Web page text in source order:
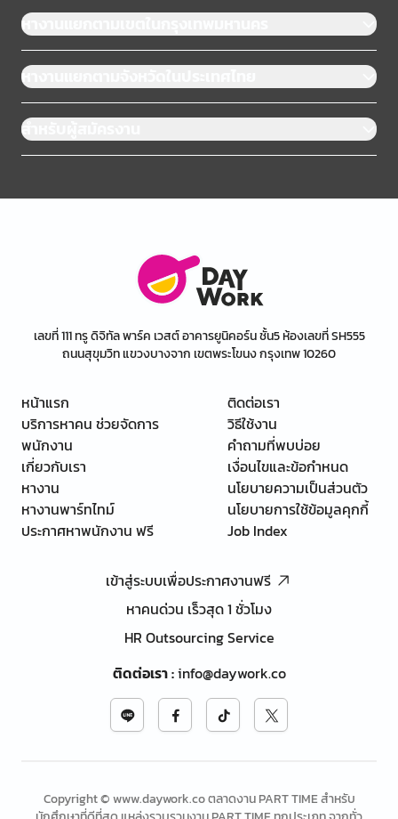
หางานแยกตามเขตในกรุงเทพมหานคร
หางานแยกตามจังหวัดในประเทศไทย
สำหรับผู้สมัครงาน
เลขที่ 111 ทรู ดิจิทัล พาร์ค เวสต์ อาคารยูนิคอร์น ชั้น5 ห้องเลขที่ SH555
ถนนสุขุมวิท แขวงบางจาก เขตพระโขนง กรุงเทพ 10260
หน้าแรก
บริการหาคน ช่วยจัดการ
พนักงาน
เกี่ยวกับเรา
หางาน
หางานพาร์ทไทม์
ประกาศหาพนักงาน ฟรี
ติดต่อเรา
วิธีใช้งาน
คำถามที่พบบ่อย
เงื่อนไขและข้อกำหนด
นโยบายความเป็นส่วนตัว
นโยบายการใช้ข้อมูลคุกกี้
Job Index
เข้าสู่ระบบเพื่อประกาศงานฟรี
หาคนด่วน เร็วสุด 1 ชั่วโมง
HR Outsourcing Service
ติดต่อเรา:info@daywork.co
Copyright © www.daywork.co ตลาดงาน PART TIME สำหรับ